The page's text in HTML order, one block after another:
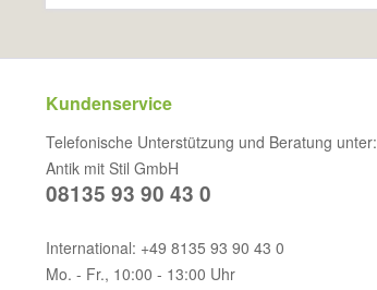
Kundenservice
Telefonische Unterstützung und Beratung unter:
Antik mit Stil GmbH
08135 93 90 43 0
International: +49 8135 93 90 43 0
Mo. - Fr., 10:00 - 13:00 Uhr